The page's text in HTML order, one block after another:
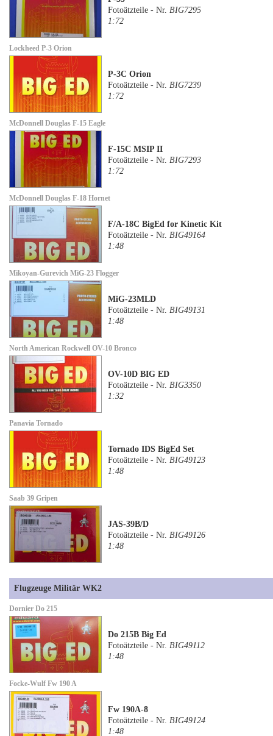
Fotoätzteile - Nr. BIG7295
1:72
Lockheed P-3 Orion
P-3C Orion
Fotoätzteile - Nr. BIG7239
1:72
McDonnell Douglas F-15 Eagle
F-15C MSIP II
Fotoätzteile - Nr. BIG7293
1:72
McDonnell Douglas F-18 Hornet
F/A-18C BigEd for Kinetic Kit
Fotoätzteile - Nr. BIG49164
1:48
Mikoyan-Gurevich MiG-23 Flogger
MiG-23MLD
Fotoätzteile - Nr. BIG49131
1:48
North American Rockwell OV-10 Bronco
OV-10D BIG ED
Fotoätzteile - Nr. BIG3350
1:32
Panavia Tornado
Tornado IDS BigEd Set
Fotoätzteile - Nr. BIG49123
1:48
Saab 39 Gripen
JAS-39B/D
Fotoätzteile - Nr. BIG49126
1:48
Flugzeuge Militär WK2
Dornier Do 215
Do 215B Big Ed
Fotoätzteile - Nr. BIG49112
1:48
Focke-Wulf Fw 190 A
Fw 190A-8
Fotoätzteile - Nr. BIG49124
1:48